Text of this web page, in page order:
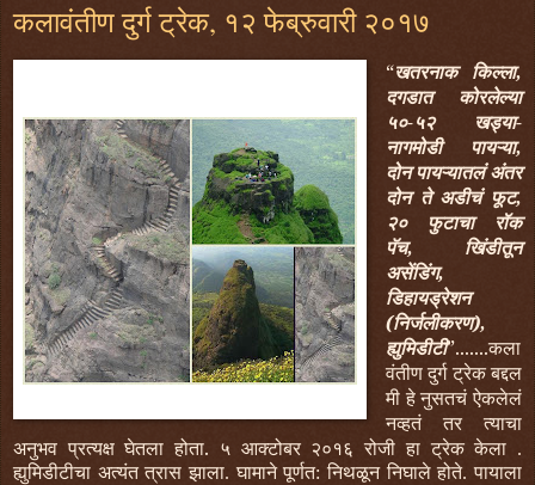
कलावंतीण दुर्ग ट्रेक, १२ फेब्रुवारी २०१७
“खतरनाक किल्ला,
दगडात कोरलेल्या
५०-५२ खड्या-
नागमोडी पायऱ्या,
दोन पायऱ्यातलं अंतर
दोन ते अडीचं फूट,
२० फुटाचा रॉक
पॅच, खिंडीतून
असेंडिंग,
डिहायड्रेशन
(निर्जलीकरण),
ह्युमिडीटी”.......कला
वंतीण दुर्ग ट्रेक बद्दल
मी हे नुसतचं ऐकलेलं
नव्हतं तर त्याचा
अनुभव प्रत्यक्ष घेतला होता.
५ आक्टोबर २०१६ रोजी हा ट्रेक केला .
ह्युमिडीटीचा अत्यंत त्रास झाला. घामाने पूर्णत: निथळून निघाले होते. पायाला